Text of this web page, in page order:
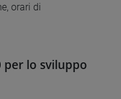
orari di
per lo sviluppo